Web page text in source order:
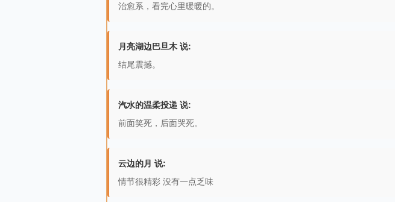
治愈系，看完心里暖暖的。
月亮湖边巴旦木 说:
结尾震撼。
汽水的温柔投递 说:
前面笑死，后面哭死。
云边的月 说:
情节很精彩 没有一点乏味